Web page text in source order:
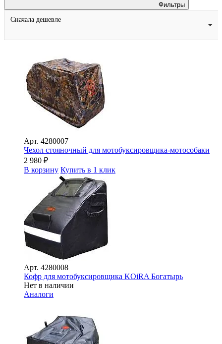
Фильтры
Сначала дешевле
Арт. 4280007
Чехол стояночный для мотобуксировщика-мотособаки
2 980 ₽
В корзину Купить в 1 клик
Арт. 4280008
Кофр для мотобуксировщика KOiRA Богатырь
Нет в наличии
Аналоги